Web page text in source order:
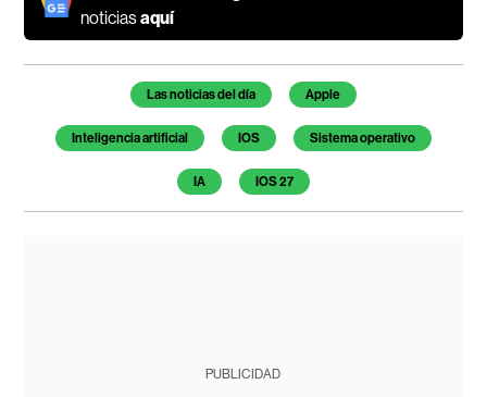
noticiasaquí
Temas de este artículo
Las noticias del día Apple
Inteligencia artificial IOS Sistema operativo
IA IOS 27
PUBLICIDAD